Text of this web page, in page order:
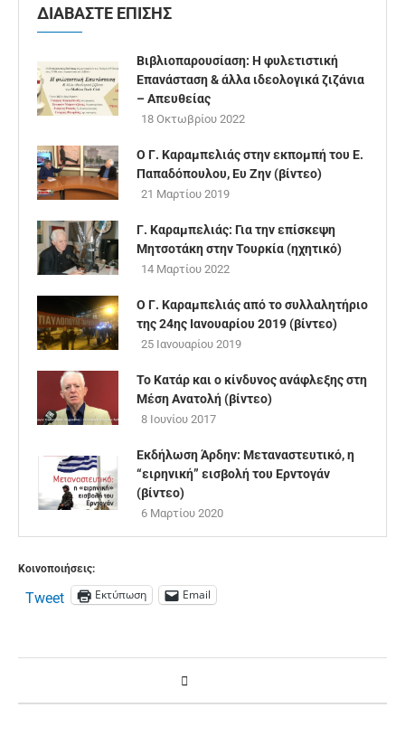
ΔΙΑΒΑΣΤΕ ΕΠΙΣΗΣ
Βιβλιοπαρουσίαση: Η φυλετιστική
Επανάσταση & άλλα ιδεολογικά ζιζάνια
– Απευθείας
18 Οκτωβρίου 2022
Ο Γ. Καραμπελιάς στην εκπομπή του Ε.
Παπαδόπουλου, Ευ Ζην (βίντεο)
21 Μαρτίου 2019
Γ. Καραμπελιάς: Για την επίσκεψη
Μητσοτάκη στην Τουρκία (ηχητικό)
14 Μαρτίου 2022
O Γ. Καραμπελιάς από το συλλαλητήριο
της 24ης Ιανουαρίου 2019 (βίντεο)
25 Ιανουαρίου 2019
Το Κατάρ και ο κίνδυνος ανάφλεξης στη
Μέση Ανατολή (βίντεο)
8 Ιουνίου 2017
Εκδήλωση Άρδην: Μεταναστευτικό, η
“ειρηνική” εισβολή του Ερντογάν
(βίντεο)
6 Μαρτίου 2020
Κοινοποιήσεις:
Tweet Εκτύπωση Email